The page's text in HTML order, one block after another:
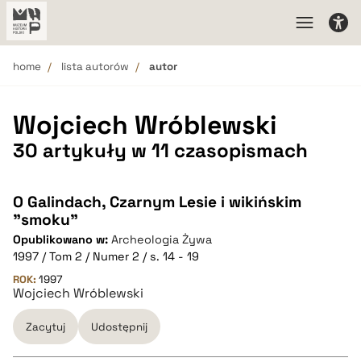
home lista autorów autor
Wojciech Wróblewski
30 artykuły w 11 czasopismach
O Galindach, Czarnym Lesie i wikińskim
"smoku"
Opublikowano w: Archeologia Żywa
1997 / Tom 2 / Numer 2 / s. 14 - 19
ROK: 1997
Wojciech Wróblewski
Zacytuj Udostępnij